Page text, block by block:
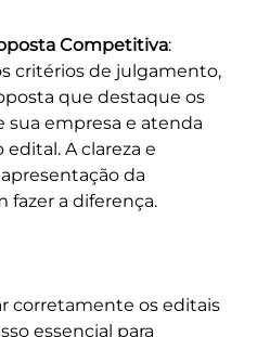
Competitiva:
critérios de julgamento,
que destaque os
sua empresa e atenda
edital. A clareza e
da
fazer a diferença.
corretamente os editais
essencial para